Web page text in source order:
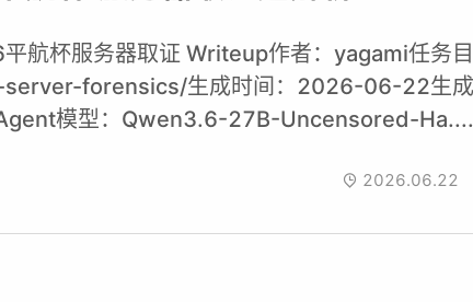
航杯服务器取证 Writeup作者：yagami任务
forensics/生成时间：2026-06-22生成
模型：Qwen3.6-27B-Uncensored-
2026.06.22